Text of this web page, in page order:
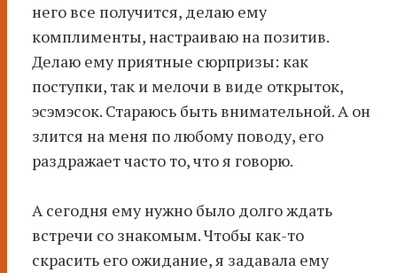
него все получится, делаю ему
комплименты, настраиваю на позитив.
Делаю ему приятные сюрпризы: как
поступки, так и мелочи в виде открыток,
эсэмэсок. Стараюсь быть внимательной. А он
злится на меня по любому поводу, его
раздражает часто то, что я говорю.
А сегодня ему нужно было долго ждать
встречи со знакомым. Чтобы как-то
скрасить его ожидание, я задавала ему